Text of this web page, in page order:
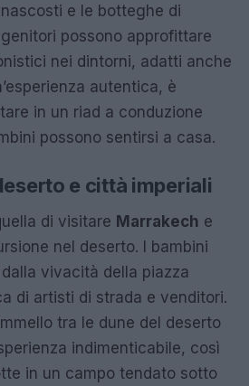
e le botteghe di
possono approfittare
nei dintorni, adatti anche
autentica, è
in un riad a conduzione
possono sentirsi a casa.
e città imperiali
di visitare Marrakech e
nel deserto. I bambini
vivacità della piazza
di artisti di strada e venditori.
tra le dune del deserto
indimenticabile, così
in un campo tendato sotto